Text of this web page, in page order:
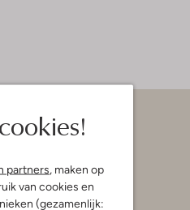
partners , maken op
van cookies en
(gezamenlijk: